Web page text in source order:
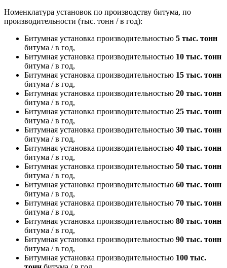
Номенклатура установок по производству битума, по
производительности (тыс. тонн / в год):
Битумная установка производительностью 5 тыс. тонн
битума / в год,
Битумная установка производительностью 10 тыс. тонн
битума / в год,
Битумная установка производительностью 15 тыс. тонн
битума / в год,
Битумная установка производительностью 20 тыс. тонн
битума / в год,
Битумная установка производительностью 25 тыс. тонн
битума / в год,
Битумная установка производительностью 30 тыс. тонн
битума / в год,
Битумная установка производительностью 40 тыс. тонн
битума / в год,
Битумная установка производительностью 50 тыс. тонн
битума / в год,
Битумная установка производительностью 60 тыс. тонн
битума / в год,
Битумная установка производительностью 70 тыс. тонн
битума / в год,
Битумная установка производительностью 80 тыс. тонн
битума / в год,
Битумная установка производительностью 90 тыс. тонн
битума / в год,
Битумная установка производительностью 100 тыс.